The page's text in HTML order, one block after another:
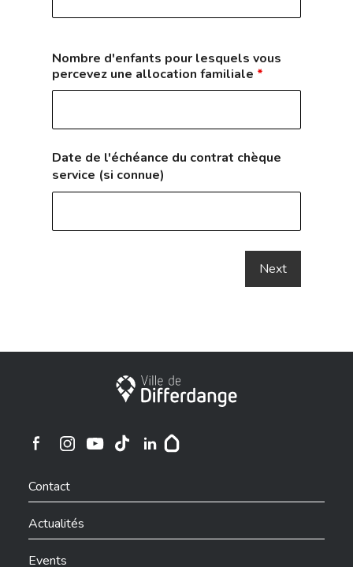
Nombre d'enfants pour lesquels vous
percevez une allocation familiale *
Date de l'échéance du contrat chèque
service (si connue)
Ville de Differdange
Ville de Differdange sur Instagram
Contact
Actualités
Events